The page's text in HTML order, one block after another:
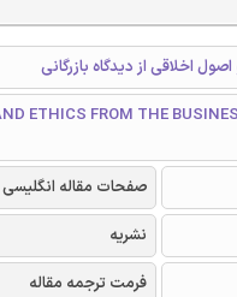
اخلاقی از دیدگاه بازرگانی
ETHICS FROM THE
صفحات مقاله انگلیسی
نشریه
فرمت ترجمه مقاله